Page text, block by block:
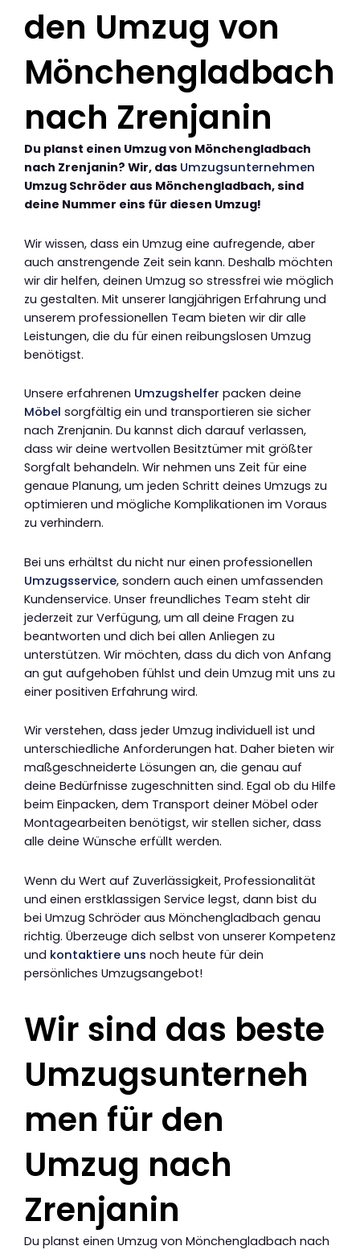
den Umzug von
Mönchengladbach
nach Zrenjanin
Du planst einen Umzug von Mönchengladbach
nach Zrenjanin? Wir, das Umzugsunternehmen
Umzug Schröder aus Mönchengladbach, sind
deine Nummer eins für diesen Umzug!
Wir wissen, dass ein Umzug eine aufregende, aber
auch anstrengende Zeit sein kann. Deshalb möchten
wir dir helfen, deinen Umzug so stressfrei wie möglich
zu gestalten. Mit unserer langjährigen Erfahrung und
unserem professionellen Team bieten wir dir alle
Leistungen, die du für einen reibungslosen Umzug
benötigst.
Unsere erfahrenen Umzugshelfer packen deine
Möbel sorgfältig ein und transportieren sie sicher
nach Zrenjanin. Du kannst dich darauf verlassen,
dass wir deine wertvollen Besitztümer mit größter
Sorgfalt behandeln. Wir nehmen uns Zeit für eine
genaue Planung, um jeden Schritt deines Umzugs zu
optimieren und mögliche Komplikationen im Voraus
zu verhindern.
Bei uns erhältst du nicht nur einen professionellen
Umzugsservice, sondern auch einen umfassenden
Kundenservice. Unser freundliches Team steht dir
jederzeit zur Verfügung, um all deine Fragen zu
beantworten und dich bei allen Anliegen zu
unterstützen. Wir möchten, dass du dich von Anfang
an gut aufgehoben fühlst und dein Umzug mit uns zu
einer positiven Erfahrung wird.
Wir verstehen, dass jeder Umzug individuell ist und
unterschiedliche Anforderungen hat. Daher bieten wir
maßgeschneiderte Lösungen an, die genau auf
deine Bedürfnisse zugeschnitten sind. Egal ob du Hilfe
beim Einpacken, dem Transport deiner Möbel oder
Montagearbeiten benötigst, wir stellen sicher, dass
alle deine Wünsche erfüllt werden.
Wenn du Wert auf Zuverlässigkeit, Professionalität
und einen erstklassigen Service legst, dann bist du
bei Umzug Schröder aus Mönchengladbach genau
richtig. Überzeuge dich selbst von unserer Kompetenz
und kontaktiere uns noch heute für dein
persönliches Umzugsangebot!
Wir sind das beste
Umzugsunterneh
men für den
Umzug nach
Zrenjanin
Du planst einen Umzug von Mönchengladbach nach